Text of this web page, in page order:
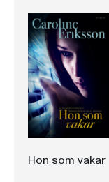
Hon som vakar